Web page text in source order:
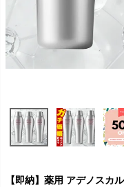
【即納】薬用 アデノスカ